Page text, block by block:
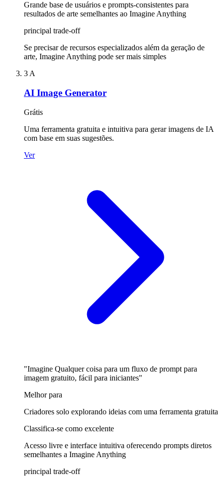
Grande base de usuários e prompts-consistentes para
resultados de arte semelhantes ao Imagine Anything
principal trade-off
Se precisar de recursos especializados além da geração de
arte, Imagine Anything pode ser mais simples
3 A
AI Image Generator
Grátis
Uma ferramenta gratuita e intuitiva para gerar imagens de IA
com base em suas sugestões.
Ver
"Imagine Qualquer coisa para um fluxo de prompt para
imagem gratuito, fácil para iniciantes"
Melhor para
Criadores solo explorando ideias com uma ferramenta gratuita
Classifica-se como excelente
Acesso livre e interface intuitiva oferecendo prompts diretos
semelhantes a Imagine Anything
principal trade-off